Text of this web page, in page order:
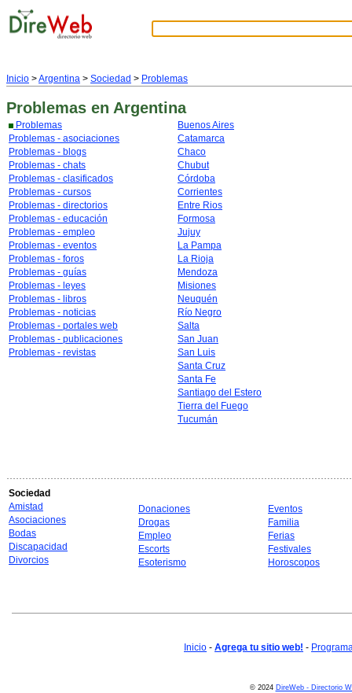
Inicio >Argentina > Sociedad > Problemas
Problemas en Argentina
Problemas
Problemas - asociaciones
Problemas - blogs
Problemas - chats
Problemas - clasificados
Problemas - cursos
Problemas - directorios
Problemas - educación
Problemas - empleo
Problemas - eventos
Problemas - foros
Problemas - guías
Problemas - leyes
Problemas - libros
Problemas - noticias
Problemas - portales web
Problemas - publicaciones
Problemas - revistas
Buenos Aires
Catamarca
Chaco
Chubut
Córdoba
Corrientes
Entre Rios
Formosa
Jujuy
La Pampa
La Rioja
Mendoza
Misiones
Neuquén
Río Negro
Salta
San Juan
San Luis
Santa Cruz
Santa Fe
Santiago del Estero
Tierra del Fuego
Tucumán
Sociedad
Amistad
Asociaciones
Bodas
Discapacidad
Divorcios
Donaciones
Drogas
Empleo
Escorts
Esoterismo
Eventos
Familia
Ferias
Festivales
Horoscopos
Inicio - Agrega tu sitio web! -
© 2024 DireWeb - Directorio